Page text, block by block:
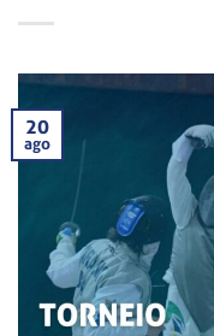
20
ago